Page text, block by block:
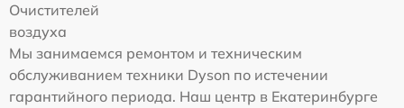
Очистителей
воздуха
Мы занимаемся ремонтом и техническим
обслуживанием техники Dyson по истечении
гарантийного периода. Наш центр в Екатеринбурге